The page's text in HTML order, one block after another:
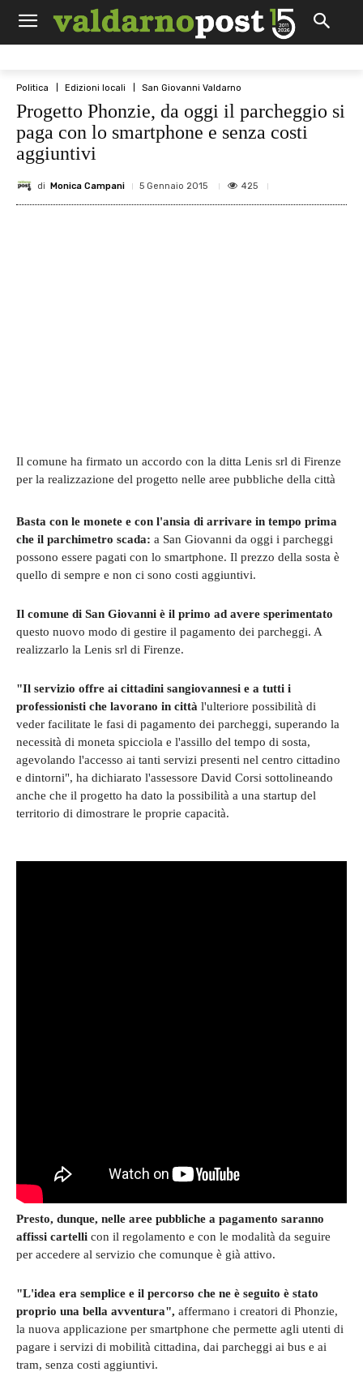
Politica Edizioni locali San Giovanni Valdarno
Progetto Phonzie, da oggi il parcheggio si
paga con lo smartphone e senza costi
aggiuntivi
di Monica Campani 5 Gennaio 2015 425
Il comune ha firmato un accordo con la ditta Lenis srl di Firenze
per la realizzazione del progetto nelle aree pubbliche della città
Basta con le monete e con l'ansia di arrivare in tempo prima
che il parchimetro scada: a San Giovanni da oggi i parcheggi
possono essere pagati con lo smartphone. Il prezzo della sosta è
quello di sempre e non ci sono costi aggiuntivi.
Il comune di San Giovanni è il primo ad avere sperimentato
questo nuovo modo di gestire il pagamento dei parcheggi. A
realizzarlo la Lenis srl di Firenze.
"Il servizio offre ai cittadini sangiovannesi e a tutti i
professionisti che lavorano in città l'ulteriore possibilità di
veder facilitate le fasi di pagamento dei parcheggi, superando la
necessità di moneta spicciola e l'assillo del tempo di sosta,
agevolando l'accesso ai tanti servizi presenti nel centro cittadino
e dintorni", ha dichiarato l'assessore David Corsi sottolineando
anche che il progetto ha dato la possibilità a una startup del
territorio di dimostrare le proprie capacità.
Presto, dunque, nelle aree pubbliche a pagamento saranno
affissi cartelli con il regolamento e con le modalità da seguire
per accedere al servizio che comunque è già attivo.
"L'idea era semplice e il percorso che ne è seguito è stato
proprio una bella avventura", affermano i creatori di Phonzie,
la nuova applicazione per smartphone che permette agli utenti di
pagare i servizi di mobilità cittadina, dai parcheggi ai bus e ai
tram, senza costi aggiuntivi.